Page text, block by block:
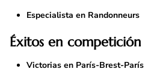
Especialista en Randonneurs
Éxitos en competición
Victorias en París-Brest-